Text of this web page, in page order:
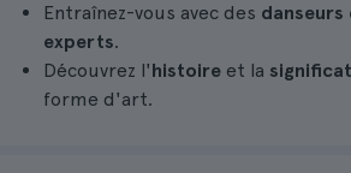
Entraînez-vous avec des danseurs
experts.
Découvrez l'histoire et la
forme d'art.